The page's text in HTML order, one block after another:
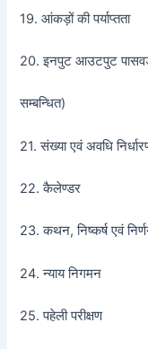
19. आंकड़ों की पर्याप्तता
20. इनपुट आउटपुट
सम्बन्धित)
21. संख्या एवं अवधि
22. कैलेण्डर
23. कथन, निष्कर्ष एवं
24. न्याय निगमन
25. पहेली परीक्षण